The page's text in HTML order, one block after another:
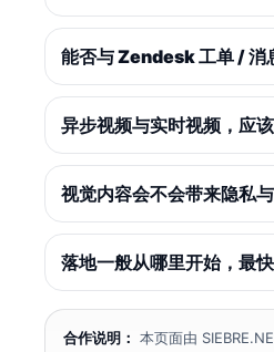
能否与 Zendesk 工单 / 消
异步视频与实时视频，应
视觉内容会不会带来隐私
落地一般从哪里开始，最
合作说明： 本页面由